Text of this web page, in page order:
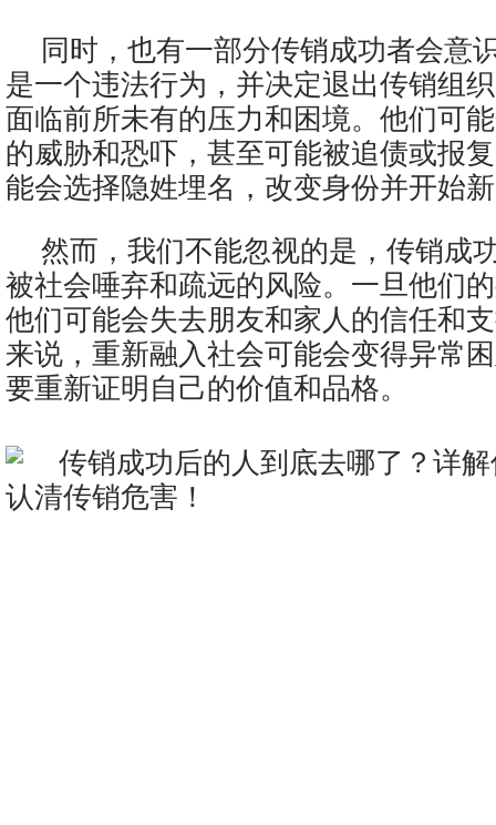
同时，也有一部分传销成功者会意
是一个违法行为，并决定退出传销组
面临前所未有的压力和困境。他们可
的威胁和恐吓，甚至可能被追债或报
能会选择隐姓埋名，改变身份并开始
然而，我们不能忽视的是，传销成
被社会唾弃和疏远的风险。一旦他们
他们可能会失去朋友和家人的信任和
来说，重新融入社会可能会变得异常
要重新证明自己的价值和品格。